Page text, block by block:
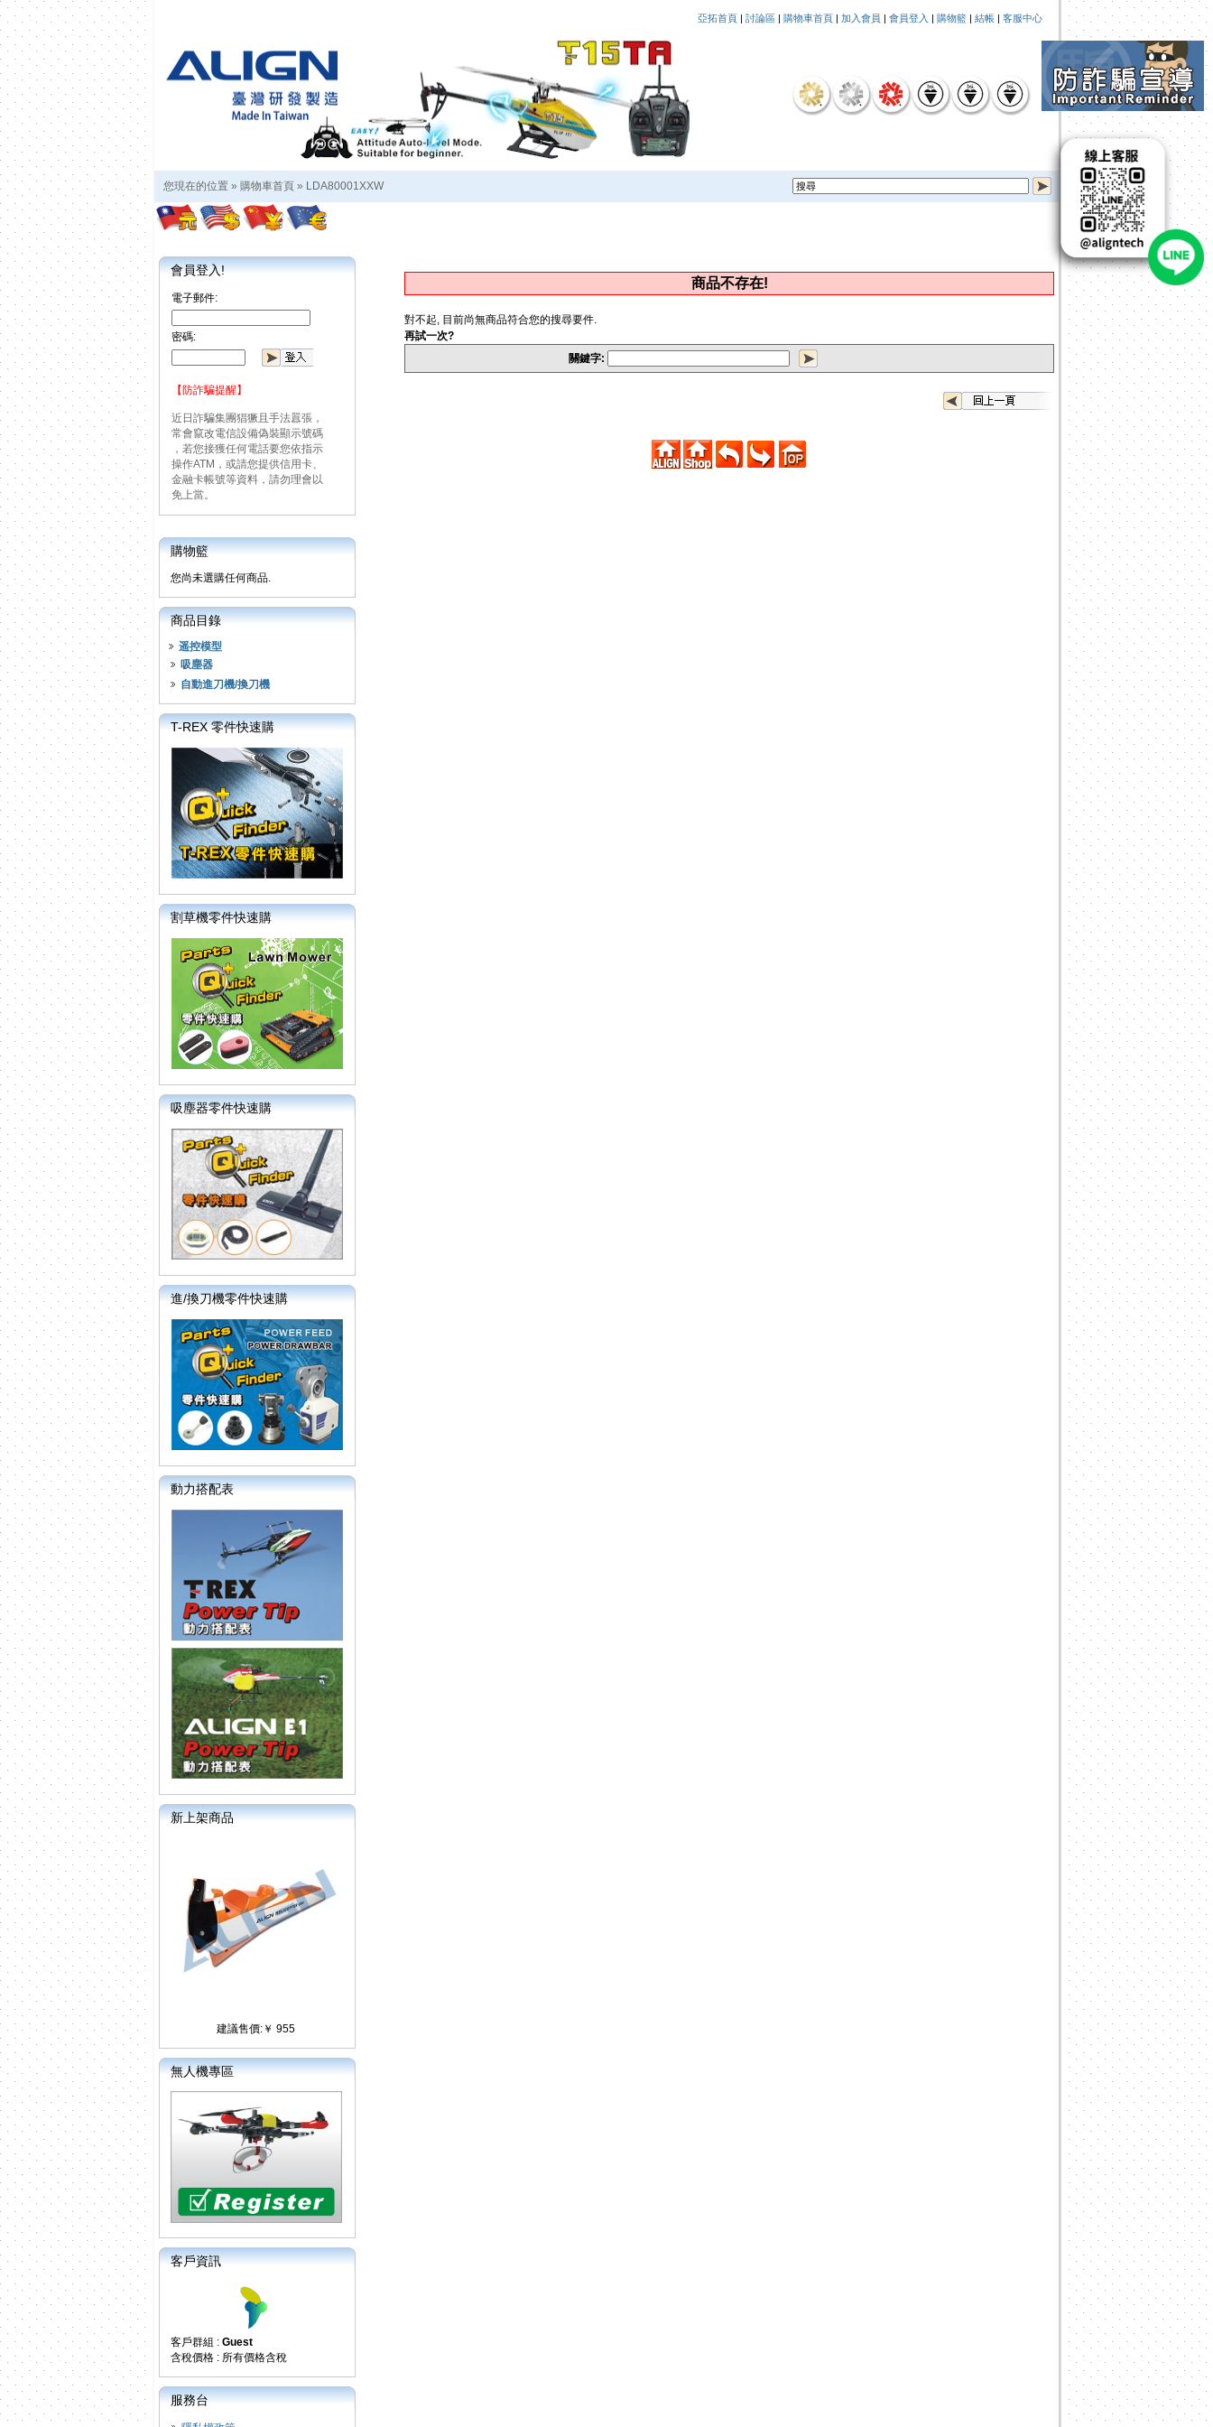
亞拓首頁 | 討論區 | 購物車首頁 | 加入會員 | 會員登入 | 購物籃 | 結帳 | 客服中心
您現在的位置 » 購物車首頁 » LDA80001XXW
會員登入!
電子郵件:
密碼:
【防詐騙提醒】
近日詐騙集團猖獗且手法囂張，
常會竄改電信設備偽裝顯示號碼
，若您接獲任何電話要您依指示
操作ATM，或請您提供信用卡、
金融卡帳號等資料，請勿理會以
免上當。
購物籃
您尚未選購任何商品.
商品目錄
遥控模型
吸塵器
自動進刀機/換刀機
T-REX 零件快速購
割草機零件快速購
吸塵器零件快速購
進/換刀機零件快速購
動力搭配表
新上架商品
建議售價:￥ 955
無人機專區
客戶資訊
客戶群組 : Guest
含稅價格 : 所有價格含稅
服務台
商品不存在!
對不起, 目前尚無商品符合您的搜尋要件.
再試一次?
關鍵字: